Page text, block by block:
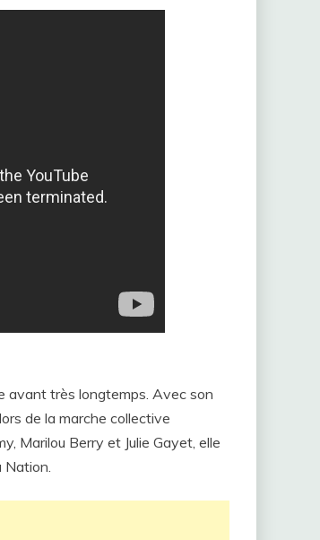
avant très longtemps. Avec son
de la marche collective
Marilou Berry et Julie Gayet, elle
Nation.